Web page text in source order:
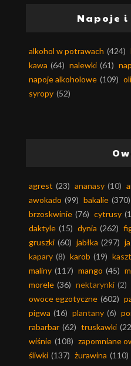
Napoje
alkohol w potrawach (424)
kawa (64) nalewki (61)
napoje alkoholowe (109)
syropy (52)
agrest (23) ananasy (10)
awokado (99) bakalie (370)
brzoskwinie (76) cytrusy
daktyle (15) dynia (262)
gruszki (60) jabłka (297)
kapary (8) karob (19)
maliny (117) mango (45)
morele (36) nektarynki (2)
owoce egzotyczne (602)
pigwa (16) plantany (6)
rabarbar (62) truskawki
wiśnie (108) zapomniane
śliwki (137) żurawina (110)